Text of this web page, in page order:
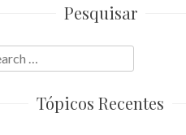
Pesquisar
Tópicos Recentes